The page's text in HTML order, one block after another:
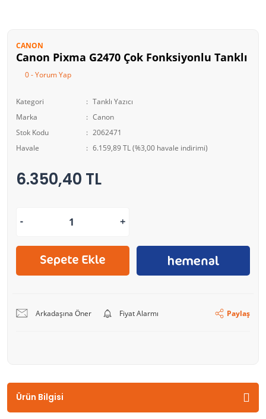
CANON
Canon Pixma G2470 Çok Fonksiyonlu Tanklı
0 - Yorum Yap
Kategori
Tanklı Yazıcı
Marka
Canon
Stok Kodu
2062471
Havale
6.159,89 TL (%3,00 havale indirimi)
6.350,40 TL
Arkadaşına Öner Fiyat Alarmı Paylaş
Ürün Bilgisi